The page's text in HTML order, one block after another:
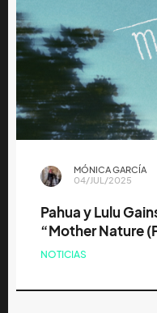
MÓNICA GARCÍA
04/JUL/2025
Pahua y Lulu
“Mother Nature
NOTICIAS